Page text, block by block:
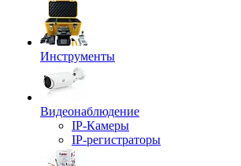
Инструменты
Видеонаблюдение
IP-Камеры
IP-регистраторы